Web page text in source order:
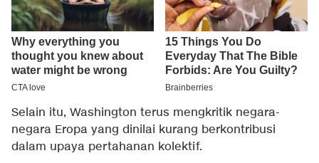
Selain itu, Washington terus mengkritik negara-
negara Eropa yang dinilai kurang berkontribusi
dalam upaya pertahanan kolektif.